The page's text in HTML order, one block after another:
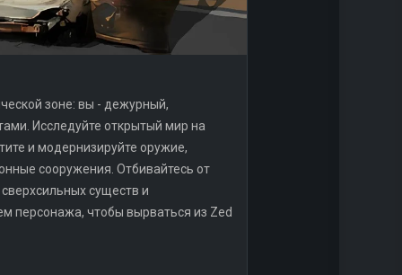
зоне: вы - дежурный,
Исследуйте открытый мир на
и модернизируйте оружие,
сооружения. Отбивайтесь от
существ и
персонажа, чтобы вырваться из Zed